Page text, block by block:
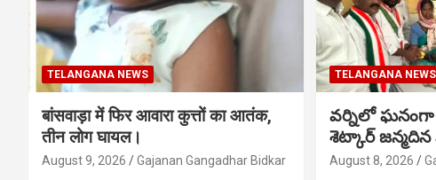
TELANGANA NEWS
बांसवाड़ा में फिर आवारा कुत्तों का आतंक,
तीन लोग घायल।
August 9, 2026 Gajanan Gangadhar Bidkar
TELANGANA NEWS
వర్నిలో ఘనంగా
శెట్కార్ జన్మదిన
August 8, 2026